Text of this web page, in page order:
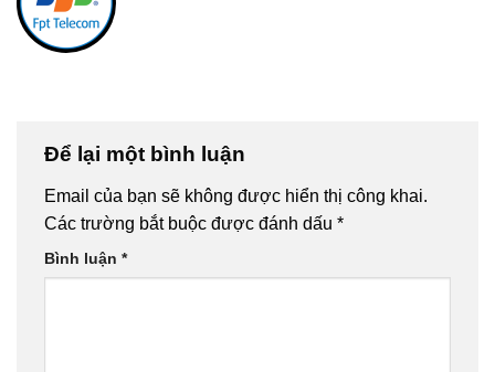
Để lại một bình luận
Email của bạn sẽ không được hiển thị công khai.
Các trường bắt buộc được đánh dấu *
Bình luận *